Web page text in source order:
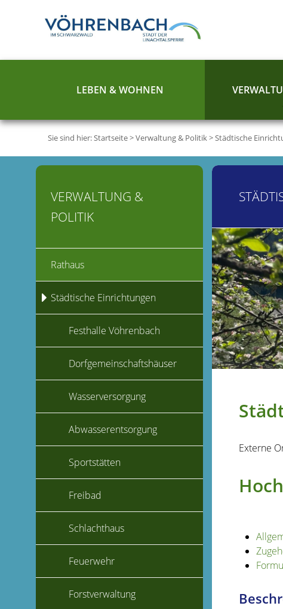
LEBEN & WOHNEN
Sie sind hier:Startseite>Verwaltung & Politik>Städtische
Externe
VERWALTUNG &
POLITIK
Rathaus
Städtische Einrichtungen
Festhalle Vöhrenbach
Dorfgemeinschaftshäuser
Wasserversorgung
Abwasserentsorgung
Sportstätten
Freibad
Schlachthaus
Feuerwehr
Forstverwaltung